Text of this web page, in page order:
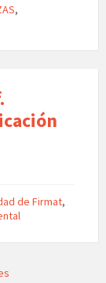
,
de Firmat,